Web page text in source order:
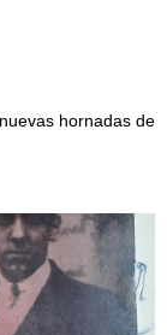
hornadas de